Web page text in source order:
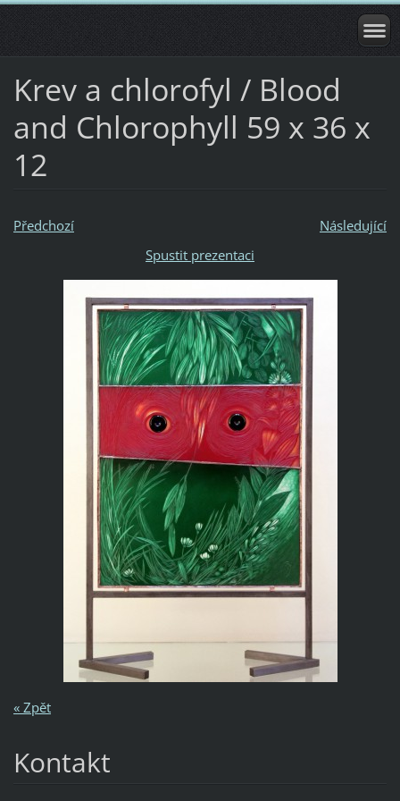
Krev a chlorofyl / Blood
and Chlorophyll 59 x 36 x
12
Předchozí
Následující
Spustit prezentaci
« Zpět
Kontakt